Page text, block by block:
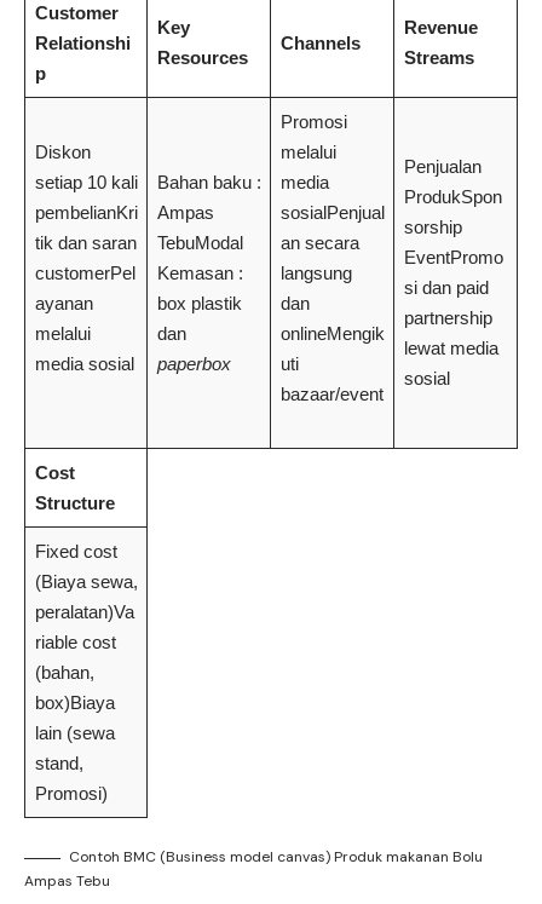
Customer
Relationshi
p
Key
Resources
Channels
Revenue
Streams
Diskon
setiap 10 kali
pembelianKri
tik dan saran
customerPel
ayanan
melalui
media sosial
Bahan baku :
Ampas
TebuModal
Kemasan :
box plastik
dan
paperbox
Promosi
melalui
media
sosialPenjual
an secara
langsung
dan
onlineMengik
uti
bazaar/event
Penjualan
ProdukSpon
sorship
EventPromo
si dan paid
partnership
lewat media
sosial
Cost
Structure
Fixed cost
(Biaya sewa,
peralatan)Va
riable cost
(bahan,
box)Biaya
lain (sewa
stand,
Promosi)
Contoh BMC (Business model canvas) Produk makanan Bolu
Ampas Tebu